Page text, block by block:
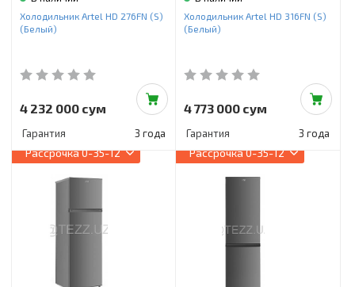
Инструменты и техника
Товары для дома
Красота и здоровье
Пылесосы
Фильтры для воды
Сантехника
Холодильник Artel HD 276FN (S)
(Белый)
4 232 000 сум
Гарантия 3 года
Холодильник Artel HD 316FN (S)
(Белый)
4 773 000 сум
Гарантия 3 года
Рассрочка0-35-12 Рассрочка0-35-12